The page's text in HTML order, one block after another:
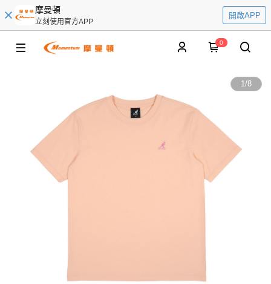
摩曼頓
立刻使用官方APP
開啟APP
0
1/8